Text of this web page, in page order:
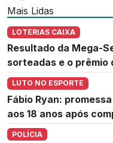
Mais Lidas
LOTERIAS CAIXA
Resultado da Mega-
sorteadas e o prêmio
LUTO NO ESPORTE
Fábio Ryan:
aos 18 anos após
POLÍCIA